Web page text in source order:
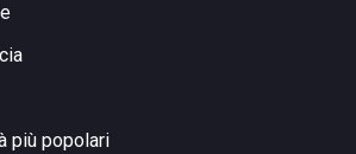
più popolari